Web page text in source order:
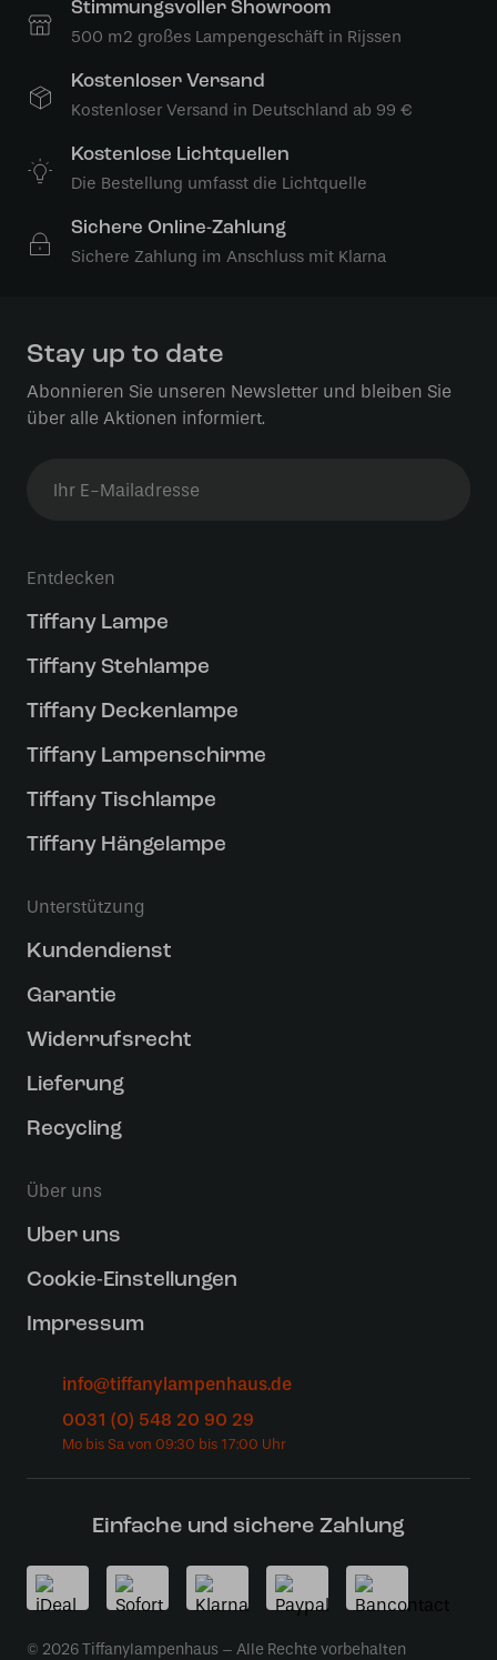
Stimmungsvoller Showroom
500 m2 großes Lampengeschäft in Rijssen
Kostenloser Versand
Kostenloser Versand in Deutschland ab 99 €
Kostenlose Lichtquellen
Die Bestellung umfasst die Lichtquelle
Sichere Online-Zahlung
Sichere Zahlung im Anschluss mit Klarna
Stay up to date
Abonnieren Sie unseren Newsletter und bleiben Sie
über alle Aktionen informiert.
Entdecken
Tiffany Lampe
Tiffany Stehlampe
Tiffany Deckenlampe
Tiffany Lampenschirme
Tiffany Tischlampe
Tiffany Hängelampe
Unterstützung
Kundendienst
Garantie
Widerrufsrecht
Lieferung
Recycling
Über uns
Uber uns
Cookie-Einstellungen
Impressum
info@tiffanylampenhaus.de
0031 (0) 548 20 90 29
Einfache und sichere Zahlung
© 2026 Tiffanylampenhaus – Alle Rechte vorbehalten